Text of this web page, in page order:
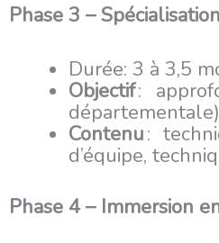
Phase 3 –
Durée: 3 à 3,5
Objectif:
Contenu:
d’équipe,
Phase 4 – Immersion